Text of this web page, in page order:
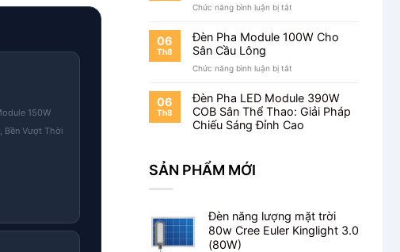
150W
Bền Vượt Thời
Xưởng
Chức năng bình luận bị tắt
Pha
Module
Bóng
Đá
Mini
06
Th8
Đèn Pha Module 100W Cho
Sân Cầu Lông
Chức năng bình luận bị tắt
Pha
Module
100W
Cho
06
Th8
Đèn Pha LED Module 390W
COB Sân Thể Thao: Giải Pháp
Chiếu Sáng Đỉnh Cao
SẢN PHẨM MỚI
Đèn năng lượng mặt trời
80w Cree Euler Kinglight 3.0
(80W)